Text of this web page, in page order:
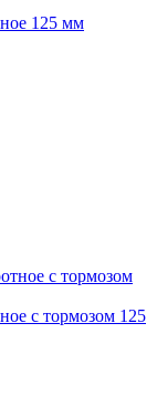
125 мм
с тормозом 125